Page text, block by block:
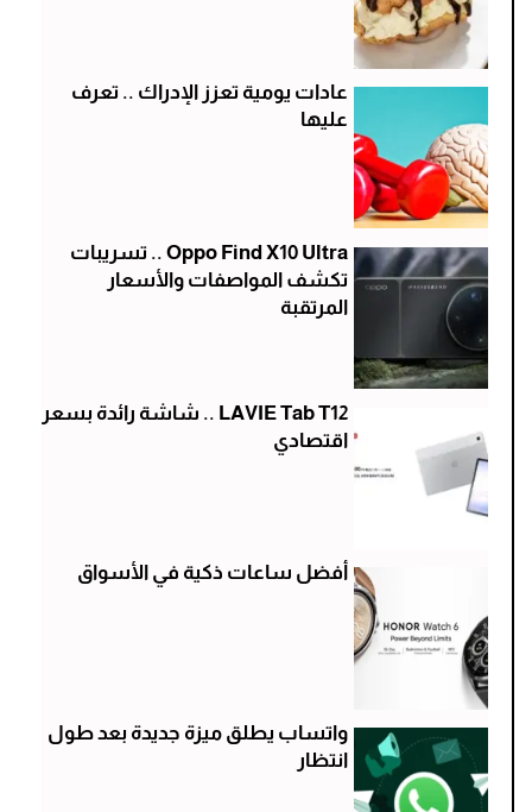
عادات يومية تعزز الإدراك .. تعرف
عليها
Oppo Find X10 Ultra .. تسريبات
تكشف المواصفات والأسعار
المرتقبة
LAVIE Tab T12 .. شاشة رائدة بسعر
اقتصادي
أفضل ساعات ذكية في الأسواق
واتساب يطلق ميزة جديدة بعد طول
انتظار